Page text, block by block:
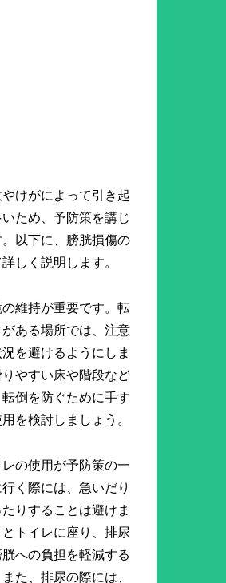
けがによって引き起
ため、予防策を講じ
以下に、膀胱損傷の
しく説明します。
維持が重要です。転
ある場所では、注意
を避けるようにしま
やすい床や階段など
倒を防ぐために手す
を検討しましょう。
の使用が予防策の一
く際には、急いだり
りすることは避けま
トイレに座り、排尿
への負担を軽減する
た、排尿の際には、